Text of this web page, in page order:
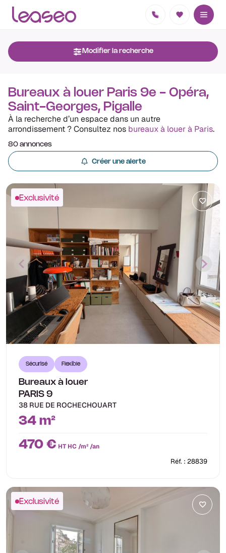
Modifier la recherche
Bureaux à louer Paris 9e - Opéra,
Saint-Georges, Pigalle
À la recherche d’un espace dans un autre
arrondissement ? Consultez nos bureaux à louer à Paris.
80 annonces
Créer une alerte
Exclusivité
Sécurisé Flexible
Bureaux à louer
PARIS 9
38 RUE DE ROCHECHOUART
34 m²
470 € HT HC /m² /an
Réf. : 28839
Exclusivité